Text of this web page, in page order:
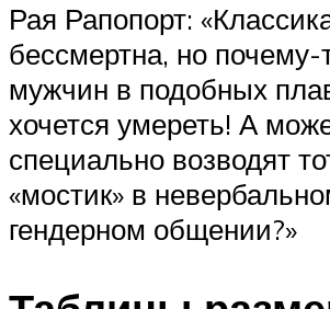
Рая Рапопорт:
бессмертна, но почему-
мужчин в подобных
хочется умереть! А
специально возводят
«мостик» в
гендерном общении?»